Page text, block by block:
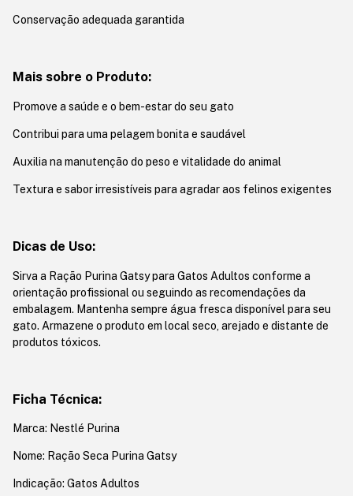
Conservação adequada garantida
Mais sobre o Produto:
Promove a saúde e o bem-estar do seu gato
Contribui para uma pelagem bonita e saudável
Auxilia na manutenção do peso e vitalidade do animal
Textura e sabor irresistíveis para agradar aos felinos exigentes
Dicas de Uso:
Sirva a Ração Purina Gatsy para Gatos Adultos conforme a
orientação profissional ou seguindo as recomendações da
embalagem. Mantenha sempre água fresca disponível para seu
gato. Armazene o produto em local seco, arejado e distante de
produtos tóxicos.
Ficha Técnica:
Marca: Nestlé Purina
Nome: Ração Seca Purina Gatsy
Indicação: Gatos Adultos